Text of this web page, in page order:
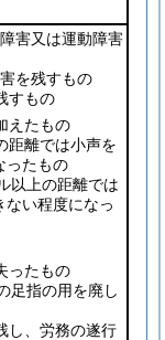
害又は運動障害
を残すもの
すもの
えたもの
離では小声を
ったもの
以上の距離では
ない程度になっ
ったもの
足指の用を廃し
し、労務の遂行